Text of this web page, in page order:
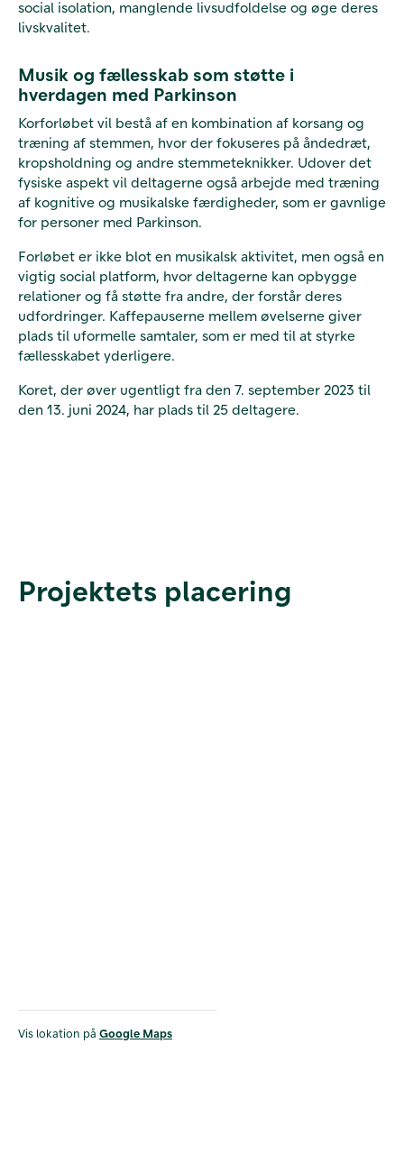
social isolation, manglende livsudfoldelse og øge deres
livskvalitet.
Musik og fællesskab som støtte i
hverdagen med Parkinson
Korforløbet vil bestå af en kombination af korsang og
træning af stemmen, hvor der fokuseres på åndedræt,
kropsholdning og andre stemmeteknikker. Udover det
fysiske aspekt vil deltagerne også arbejde med træning
af kognitive og musikalske færdigheder, som er gavnlige
for personer med Parkinson.
Forløbet er ikke blot en musikalsk aktivitet, men også en
vigtig social platform, hvor deltagerne kan opbygge
relationer og få støtte fra andre, der forstår deres
udfordringer. Kaffepauserne mellem øvelserne giver
plads til uformelle samtaler, som er med til at styrke
fællesskabet yderligere.
Koret, der øver ugentligt fra den 7. september 2023 til
den 13. juni 2024, har plads til 25 deltagere.
Projektets placering
Vis lokation på Google Maps